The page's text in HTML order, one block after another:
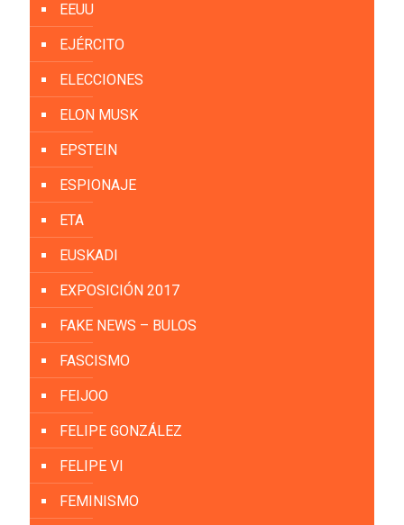
EEUU
EJÉRCITO
ELECCIONES
ELON MUSK
EPSTEIN
ESPIONAJE
ETA
EUSKADI
EXPOSICIÓN 2017
FAKE NEWS – BULOS
FASCISMO
FEIJOO
FELIPE GONZÁLEZ
FELIPE VI
FEMINISMO